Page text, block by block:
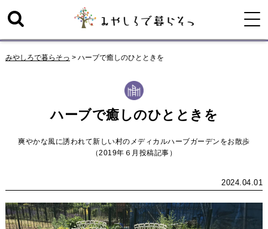
みやしろで暮らそっ > ハーブで癒しのひとときを
ハーブで癒しのひとときを
爽やかな風に誘われて新しい村のメディカルハーブガーデンをお散歩
（2019年６月投稿記事）
2024.04.01